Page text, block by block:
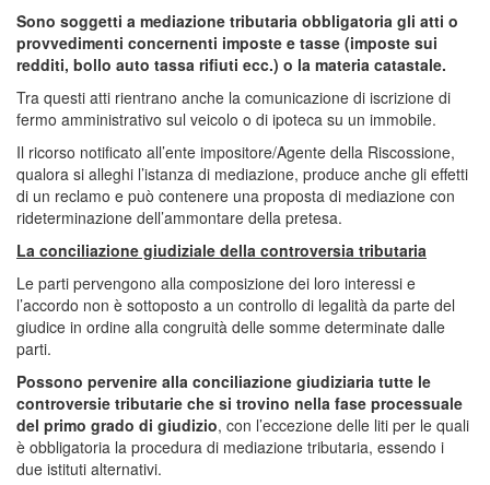
Sono soggetti a mediazione tributaria obbligatoria gli atti o
provvedimenti concernenti imposte e tasse (imposte sui
redditi, bollo auto tassa rifiuti ecc.) o la materia catastale.
Tra questi atti rientrano anche la comunicazione di iscrizione di
fermo amministrativo sul veicolo o di ipoteca su un immobile.
Il ricorso notificato all’ente impositore/Agente della Riscossione,
qualora si alleghi l’istanza di mediazione, produce anche gli effetti
di un reclamo e può contenere una proposta di mediazione con
rideterminazione dell’ammontare della pretesa.
La conciliazione giudiziale della controversia tributaria
Le parti pervengono alla composizione dei loro interessi e
l’accordo non è sottoposto a un controllo di legalità da parte del
giudice in ordine alla congruità delle somme determinate dalle
parti.
Possono pervenire alla conciliazione giudiziaria tutte le
controversie tributarie che si trovino nella fase processuale
del primo grado di giudizio, con l’eccezione delle liti per le quali
è obbligatoria la procedura di mediazione tributaria, essendo i
due istituti alternativi.